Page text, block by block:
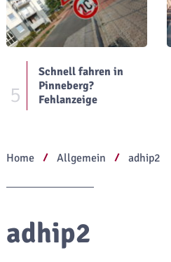
5
Schnell fahren in
Pinneberg?
Fehlanzeige
Home Allgemein adhip2
adhip2